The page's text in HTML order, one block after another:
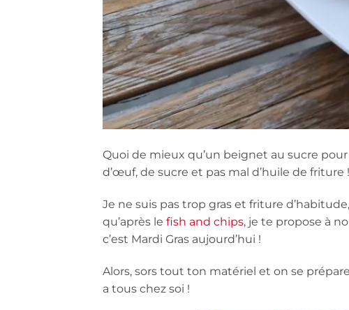
Quoi de mieux qu’un beignet au sucre
d’œuf, de sucre et pas mal d’huile de friture !
Je ne suis pas trop gras et friture
qu’après le fish and chips, je te propose à
c’est Mardi Gras aujourd’hui !
Alors, sors tout ton matériel et on se
a tous chez soi !